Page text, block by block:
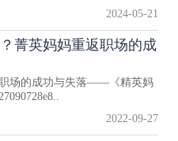
2024-05-21
菁英妈妈重返职场的成
场的成功与失落——《精英妈
2022-09-27